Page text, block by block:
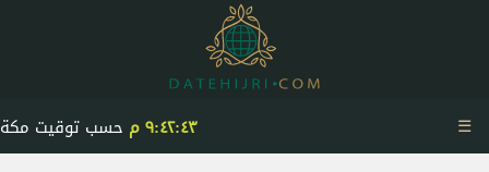
٩:٤٢:٤٣ م حسب توقيت مكة ☰